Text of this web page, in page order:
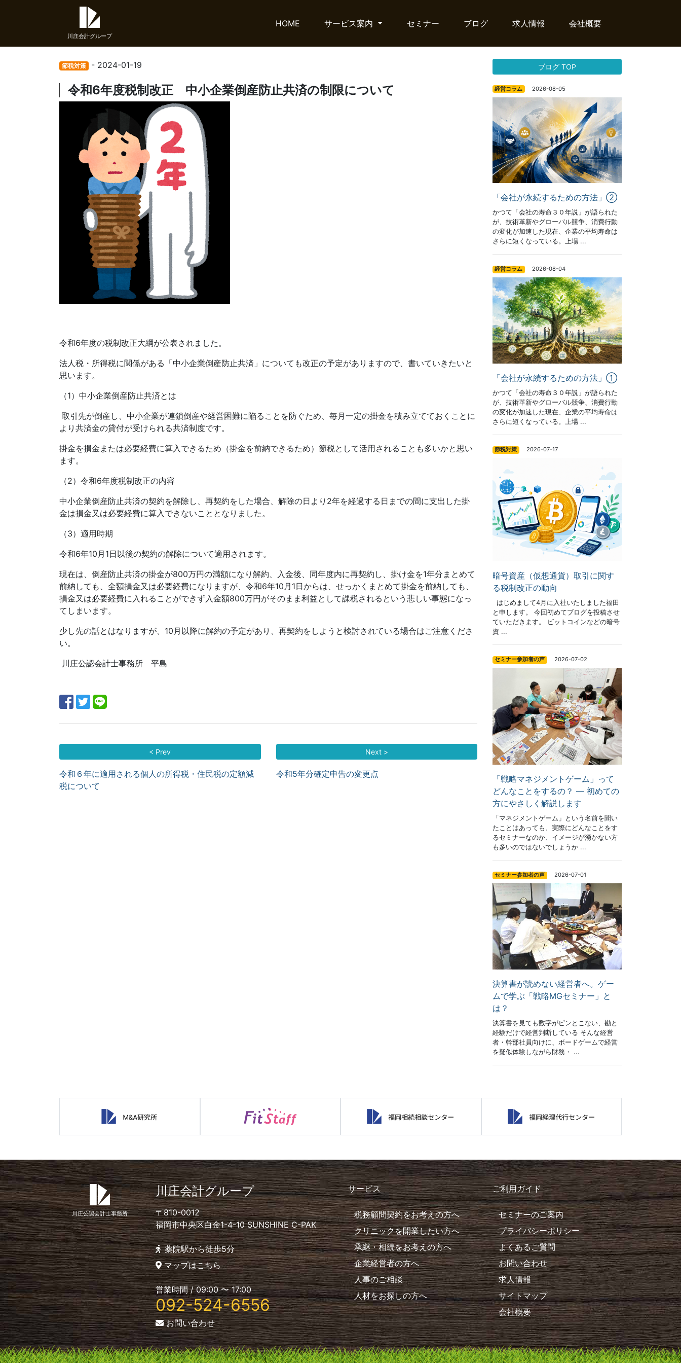
川庄会計グループ
HOME サービス案内 セミナー ブログ 求人情報 会社概要
節税対策 - 2024-01-19
令和6年度税制改正 中小企業倒産防止共済の制限について
令和6年度の税制改正大綱が公表されました。
法人税・所得税に関係がある「中小企業倒産防止共済」についても改正の予定がありますので、書いていきたいと
思います。
（1）中小企業倒産防止共済とは
取引先が倒産し、中小企業が連鎖倒産や経営困難に陥ることを防ぐため、 毎月一定の掛金を積み立てておくことに
より共済金の貸付が受けられる共済制度です。
掛金を損金または必要経費に算入できるため（掛金を前納できるため）節税として活用されることも多いかと思い
ます。
（2）令和6年度税制改正の内容
中小企業倒産防止共済の契約を解除し、再契約をした場合、解除の日より 2年を経過する日までの間に支出した掛
金は損金又は必要経費に算入できないこととなりました。
（3）適用時期
令和6年10 月 1日以後の契約の解除について適用されます。
現在は、倒産防止共済の掛金が800万円の満額になり解約、入金後、同年度内に再契約し、掛け金を1年分まとめて
前納しても、全額損金又は必要経費になりますが、 令和6年10 月 1日からは、せっかくまとめて掛金を前納しても、
損金又は必要経費に入れることができず入金額800万円がそのまま利益として課税されるという悲しい事態になっ
てしまいます。
少し先の話とはなりますが、 10 月以降に解約の予定があり、再契約をしようと検討されている場合はご注意くださ
い。
川庄公認会計士事務所 平島
< Prev
令和６年に適用される個人の所得税・住民税の定額減
税について
Next >
令和5年分確定申告の変更点
ブログ TOP
経営コラム 2026-08-05
「会社が永続するための方法」②
かつて「会社の寿命３０年説」が語られた
が、技術革新やグローバル競争、消費行動
の変化が加速した現在、企業の平均寿命は
さらに短くなっている。上場 ...
経営コラム 2026-08-04
「会社が永続するための方法」①
かつて「会社の寿命３０年説」が語られた
が、技術革新やグローバル競争、消費行動
の変化が加速した現在、企業の平均寿命は
さらに短くなっている。上場 ...
節税対策 2026-07-17
暗号資産（仮想通貨）取引に関す
る税制改正の動向
はじめまして4月に入社いたしました福田
と申します。 今回初めてブログを投稿させ
ていただきます。 ビットコインなどの暗号
資 ...
セミナー参加者の声 2026-07-02
「戦略マネジメントゲーム」って
どんなことをするの？ ― 初めての
方にやさしく解説します
「マネジメントゲーム」という名前を聞い
たことはあっても、実際にどんなことをす
るセミナーなのか、イメージが湧かない方
も多いのではないでしょうか ...
セミナー参加者の声 2026-07-01
決算書が読めない経営者へ。ゲー
ムで学ぶ「戦略MGセミナー」と
は？
決算書を見ても数字がピンとこない、勘と
経験だけで経営判断している そんな経営
者・幹部社員向けに、ボードゲームで経営
を疑似体験しながら財務・ ...
川庄公認会計士事務所
川庄会計グループ
〒810-0012
福岡市中央区白金1-4-10 SUNSHINE C-PAK
薬院駅から徒歩5分
マップはこちら
営業時間 / 09:00 〜 17:00
092-524-6556
お問い合わせ
サービス
税務顧問契約をお考えの方へ
クリニックを開業したい方へ
承継・相続をお考えの方へ
企業経営者の方へ
人事のご相談
人材をお探しの方へ
ご利用ガイド
セミナーのご案内
プライバシーポリシー
よくあるご質問
お問い合わせ
求人情報
サイトマップ
会社概要